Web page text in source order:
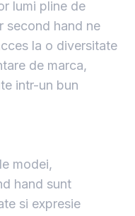
lumi pline de
second hand ne
la o diversitate
de marca,
intr-un bun
modei,
hand sunt
si expresie